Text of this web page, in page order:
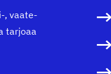
, vaate-
tarjoaa